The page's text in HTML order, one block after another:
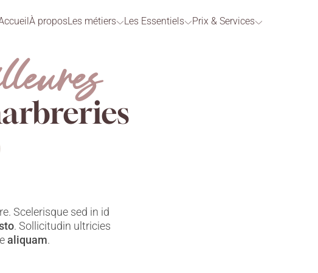
À proposLes métiers Les Essentiels Prix & Services
Scelerisque sed in id
. Sollicitudin ultricies
aliquam.